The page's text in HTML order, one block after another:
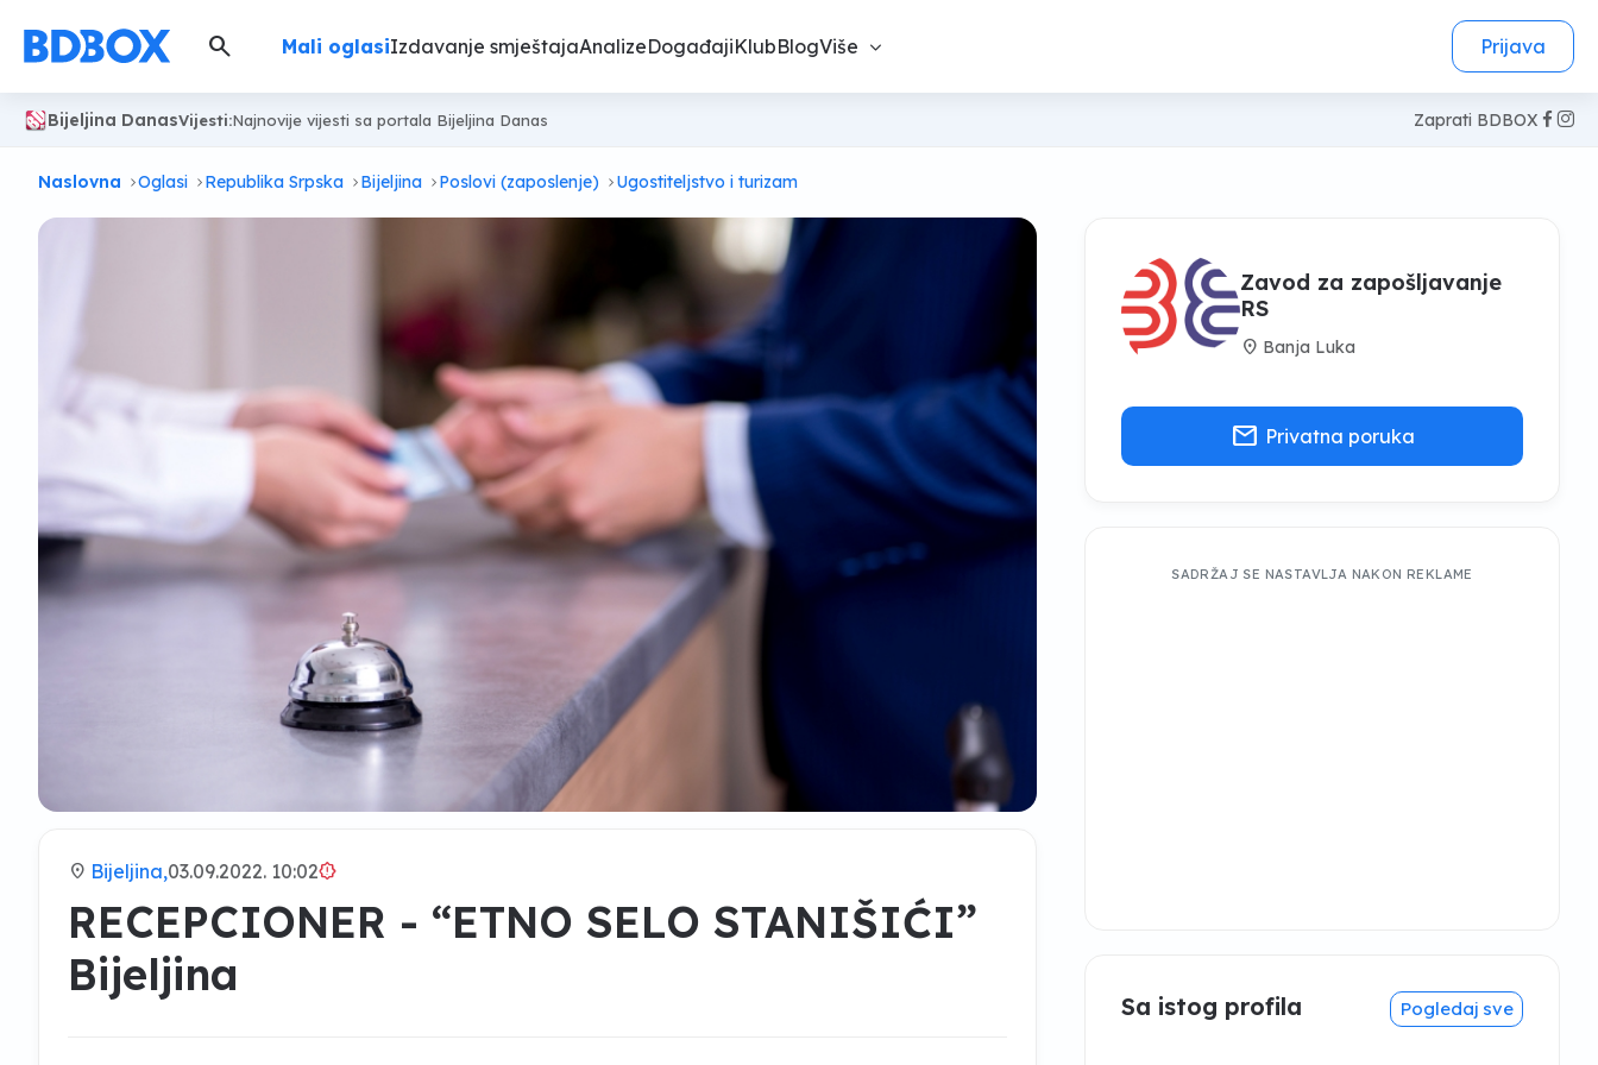
search Mali oglasiIzdavanje smještajaAnalizeDogađajiKlubBlogViše Prijava
Bijeljina DanasVijesti:Najnovije vijesti sa portala Bijeljina Danas Zaprati BDBOX
Naslovna Oglasi Republika Srpska Bijeljina Poslovi (zaposlenje) Ugostiteljstvo i turizam
location_on Bijeljina,03.09.2022. 10:02brightness_alert
RECEPCIONER - “ETNO SELO STANIŠIĆI”
Bijeljina
Zavod za zapošljavanje
RS
location_on Banja Luka
mail Privatna poruka
SADRŽAJ SE NASTAVLJA NAKON REKLAME
Sa istog profila Pogledaj sve